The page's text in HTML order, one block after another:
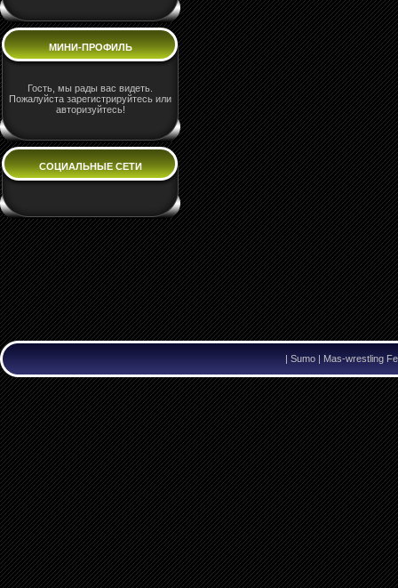
МИНИ-ПРОФИЛЬ
Гость, мы рады вас видеть.
Пожалуйста зарегистрируйтесь или
авторизуйтесь!
СОЦИАЛЬНЫЕ СЕТИ
| Sumo | Mas-wrestling